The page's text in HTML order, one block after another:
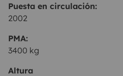
Puesta en circulación:
2002
PMA:
3400 kg
Altura